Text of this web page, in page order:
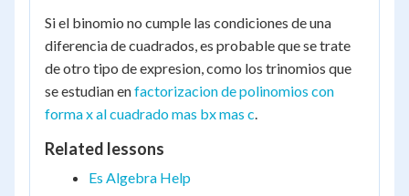
Si el binomio no cumple las condiciones de una
diferencia de cuadrados, es probable que se trate
de otro tipo de expresion, como los trinomios que
se estudian enfactorizacion de polinomios con
forma x al cuadrado mas bx mas c
Related lessons
Es Algebra Help